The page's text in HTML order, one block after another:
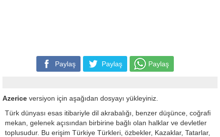
Paylaş Paylaş Paylaş
Azerice versiyon için aşağıdan dosyayı yükleyiniz.
Türk dünyası esas itibariyle dil akrabalığı, benzer düşünce, coğrafi
mekan, gelenek açısından birbirine bağlı olan halklar ve devletler
toplusudur. Bu erişim Türkiye Türkleri, özbekler, Kazaklar, Tatarlar,